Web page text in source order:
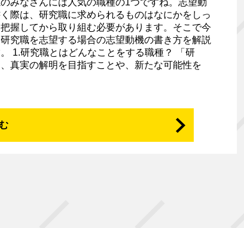
みなさんには人気の職種の1つですね。志望動
際は、研究職に求められるものはなにかをしっ
握してから取り組む必要があります。そこで今
究職を志望する場合の志望動機の書き方を解説
1.研究職とはどんなことをする職種？ 「研
真実の解明を目指すことや、新たな可能性を